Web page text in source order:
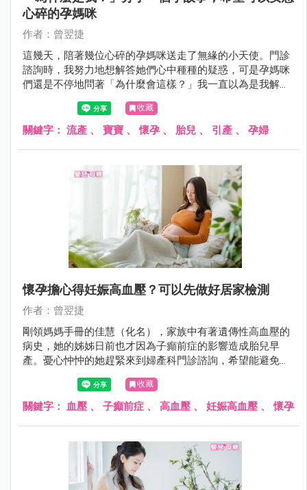
心碎的孕媽咪
作者：曾翌捷
這幾天，陪著幾位心碎的孕媽咪送走了無緣的小天使。門診
諮詢時，我努力地想解答她們心中種種的疑惑，可是孕媽咪
們還是不停地問著「為什麼會這樣？」我一直以為是我解釋
得不夠清楚，然後再次地複述專業知識和統計數據，直到其
中一位孕婦說：「為什麼是我？」， 我才終於明白真正的問
題是什麼。
收藏
關鍵字： 流產 、 寶寶 、懷孕 、 胎兒 、 引產 、 孕婦
懷孕擔心得妊娠高血壓？可以先做好居家檢測
作者：曾翌捷
剛領媽媽手冊的佳慧（化名），家族中有著遺傳性高血壓的
病史，她的姊姊日前也才因為子癲前症的影響造成胎兒早
產。憂心忡忡的她趕緊來到婦產科門診諮詢，希望能避免同
樣的悲劇再次發生。
收藏
關鍵字： 血壓 、 子癲前症 、 高血壓 、 妊娠高血壓 、懷孕